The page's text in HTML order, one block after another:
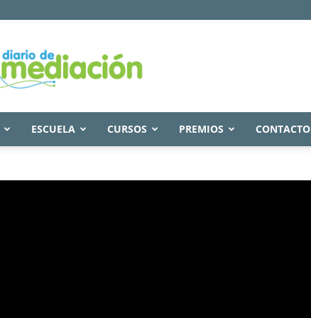
Diario
ESCUELA CURSOS PREMIOS CONTACTO